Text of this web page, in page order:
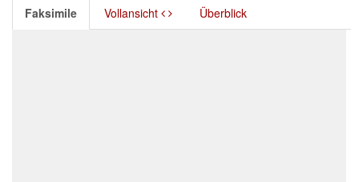
Faksimile Vollansicht Überblick